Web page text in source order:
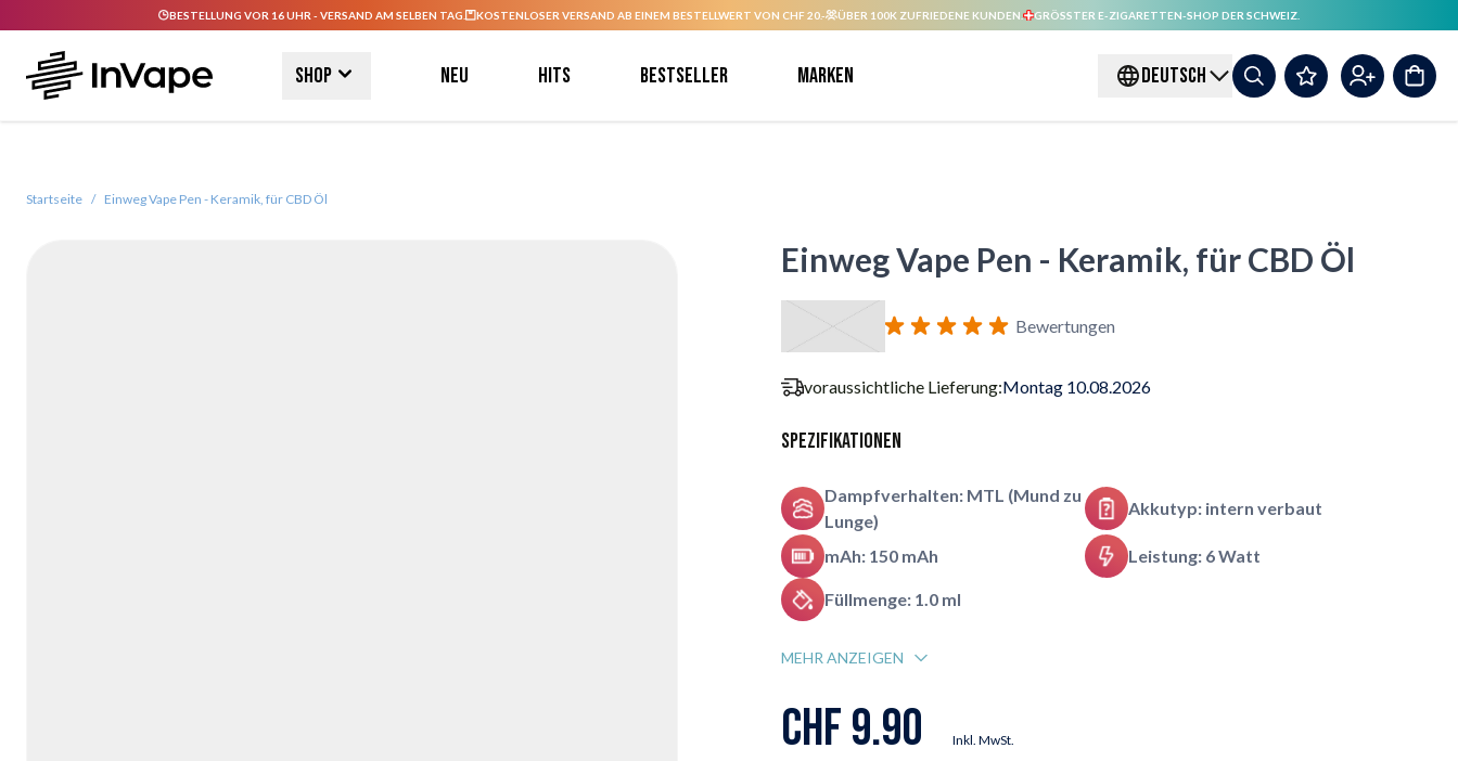
BESTELLUNG VOR 16 UHR - VERSAND AM SELBEN TAG. KOSTENLOSER VERSAND AB EINEM BESTELLWERT VON CHF 20.- ÜBER 100K ZUFRIEDENE KUNDEN. GRÖSSTER E-ZIGARETTEN-SHOP DER SCHWEIZ.
Shop Neu Hits Bestseller Marken DEUTSCH
Startseite / Einweg Vape Pen - Keramik, für CBD Öl
Einweg Vape Pen - Keramik, für CBD Öl
Bewertungen
voraussichtliche Lieferung:Montag 10.08.2026
Spezifikationen
Dampfverhalten: MTL (Mund zu
Lunge)
Akkutyp: intern verbaut
mAh: 150 mAh Leistung: 6 Watt
Füllmenge: 1.0 ml
MEHR ANZEIGEN
CHF 9.90 Inkl. MwSt.